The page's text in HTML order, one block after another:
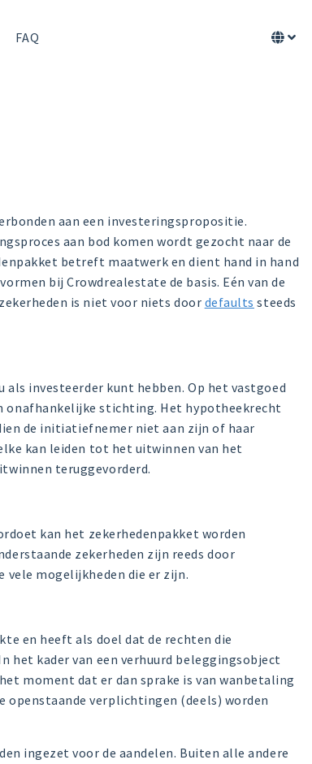
FAQ  
aan een investeringspropositie.
aan bod komen wordt gezocht naar de
betreft maatwerk en dient hand in hand
bij Crowdrealestate de basis. Eén van de
is niet voor niets door defaults steeds
investeerder kunt hebben. Op het vastgoed
onafhankelijke stichting. Het hypotheekrecht
de initiatiefnemer niet aan zijn of haar
kan leiden tot het uitwinnen van het
teruggevorderd.
kan het zekerhedenpakket worden
zekerheden zijn reeds door
vele mogelijkheden die er zijn.
en heeft als doel dat de rechten die
het kader van een verhuurd beleggingsobject
moment dat er dan sprake is van wanbetaling
openstaande verplichtingen (deels) worden
ingezet voor de aandelen. Buiten alle andere